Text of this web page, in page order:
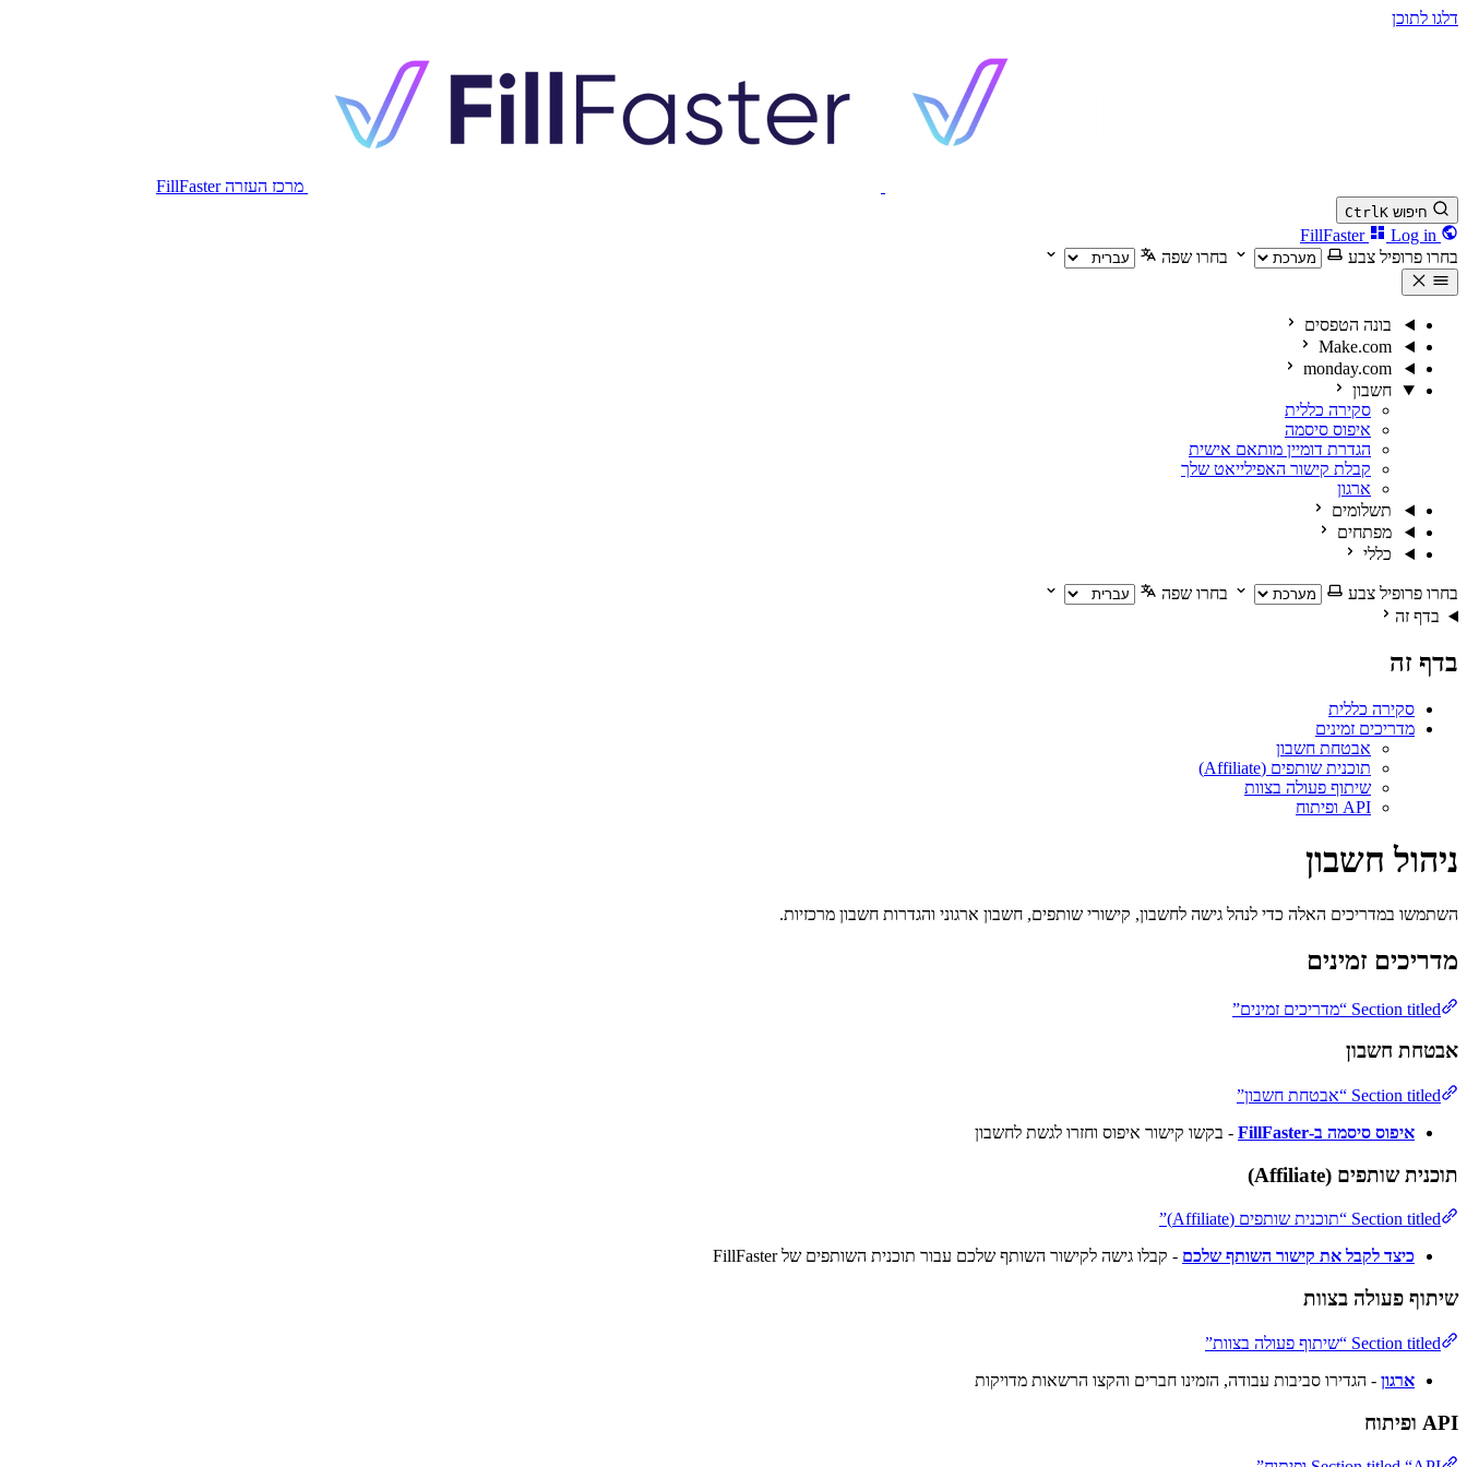
דלגו לתוכן
מרכז העזרה FillFaster
חיפוש CtrlK
Log in
בחרו פרופיל צבע
בחרו שפה
בונה הטפסים
Make.com
monday.com
חשבון
סקירה כללית
איפוס סיסמה
הגדרת דומיין מותאם אישית
קבלת קישור האפילייאט שלך
ארגון
תשלומים
מפתחים
כללי
בחרו פרופיל צבע
בחרו שפה
בדף זה
בדף זה
סקירה כללית
מדריכים זמינים
אבטחת חשבון
תוכנית שותפים (Affiliate)
שיתוף פעולה בצוות
API ופיתוח
ניהול חשבון
השתמשו במדריכים האלה כדי לנהל גישה לחשבון, קישורי שותפים, חשבון ארגוני והגדרות חשבון מרכזיות.
מדריכים זמינים
Section titled “מדריכים זמינים”
אבטחת חשבון
Section titled “אבטחת חשבון”
איפוס סיסמה ב-FillFaster
- בקשו קישור איפוס וחזרו לגשת לחשבון
תוכנית שותפים (Affiliate)
Section titled “תוכנית שותפים (Affiliate)”
כיצד לקבל את קישור השותף שלכם - קבלו גישה לקישור השותף שלכם עבור תוכנית השותפים של FillFaster
שיתוף פעולה בצוות
Section titled “שיתוף פעולה בצוות”
ארגון - הגדירו סביבות עבודה, הזמינו חברים והקצו הרשאות מדויקות
API ופיתוח